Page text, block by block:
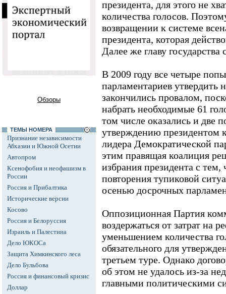
Обзоры
ТЕМЫ НОМЕРА
Признание независимости
Абхазии и Южной Осетии
Автопром
Ксенофобия и неофашизм в
России
Россия и Прибалтика
Исторические версии
Косово
Россия и Белоруссия
Израиль и Палестина
Дело ЮКОСа
Защита Химкинского леса
Дело Бульбова
Россия и финансовый кризис
Доллар
президента, для этого не
количества голосов.
возвращении к системе
президента, которая
Далее же главу
В 2009 году все четыре
парламентариев утвердить
закончились провалом,
набрать необходимые 61
том числе оказались и две
утверждению президентом
лидера Демократической
этим правящая коалиция
избрания президента с тем,
повторения тупиковой
осенью досрочных
Оппозиционная Партия
воздержаться от затрат на
уменьшением количества
обязательного для
третьем туре. Однако
об этом не удалось из-за
главными политическими